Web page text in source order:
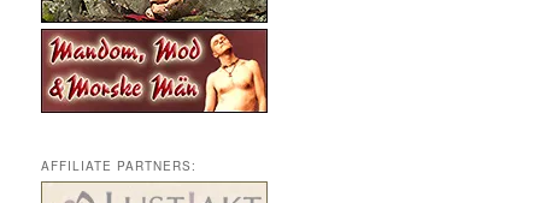
AFFILIATE PARTNERS: